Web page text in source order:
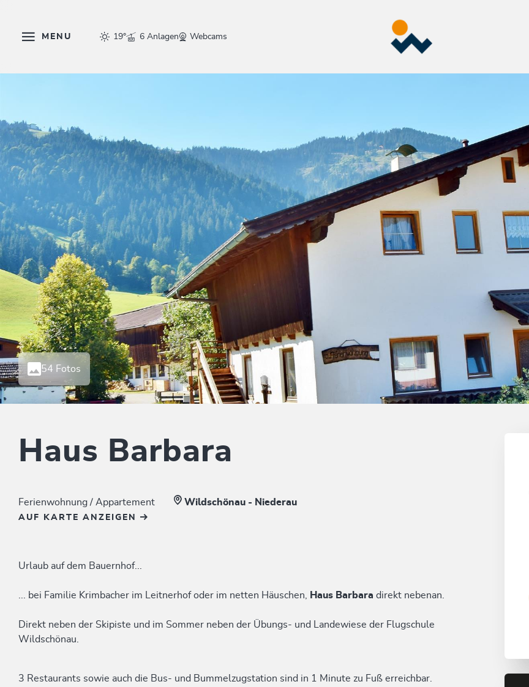
MENU 19° 6 Anlagen Webcams
54 Fotos
Haus Barbara
Ferienwohnung / Appartement Wildschönau - Niederau
AUF KARTE ANZEIGEN
Urlaub auf dem Bauernhof...
... bei Familie Krimbacher im Leitnerhof oder im netten Häuschen, Haus Barbara direkt nebenan.
Direkt neben der Skipiste und im Sommer neben der Übungs- und Landewiese der Flugschule
Wildschönau.
3 Restaurants sowie auch die Bus- und Bummelzugstation sind in 1 Minute zu Fuß erreichbar.